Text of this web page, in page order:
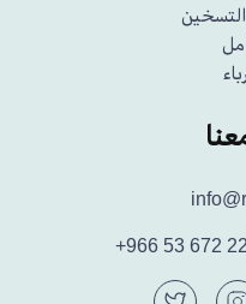
+966 53 672